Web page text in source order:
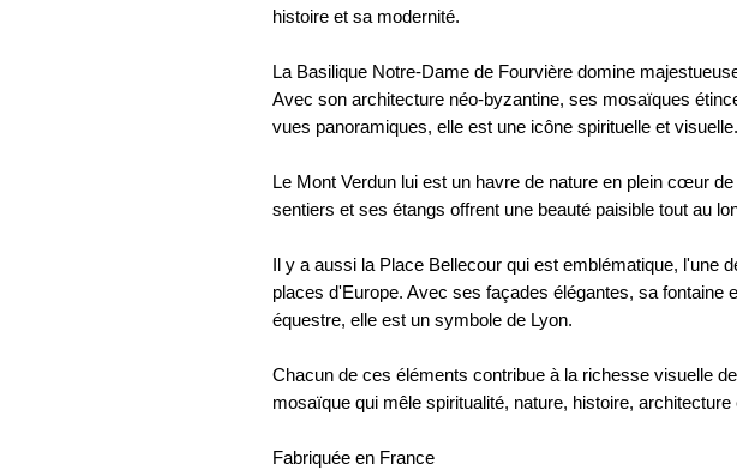
histoire et sa modernité.
La Basilique Notre-Dame de Fourvière domine
Avec son architecture néo-byzantine, ses mosaïques
vues panoramiques, elle est une icône spirituelle et visuelle.
Le Mont Verdun lui est un havre de nature en plein cœur
sentiers et ses étangs offrent une beauté paisible tout au
Il y a aussi la Place Bellecour qui est emblématique, l'une
places d'Europe. Avec ses façades élégantes, sa fontaine
équestre, elle est un symbole de Lyon.
Chacun de ces éléments contribue à la richesse visuelle
mosaïque qui mêle spiritualité, nature, histoire,
Fabriquée en France